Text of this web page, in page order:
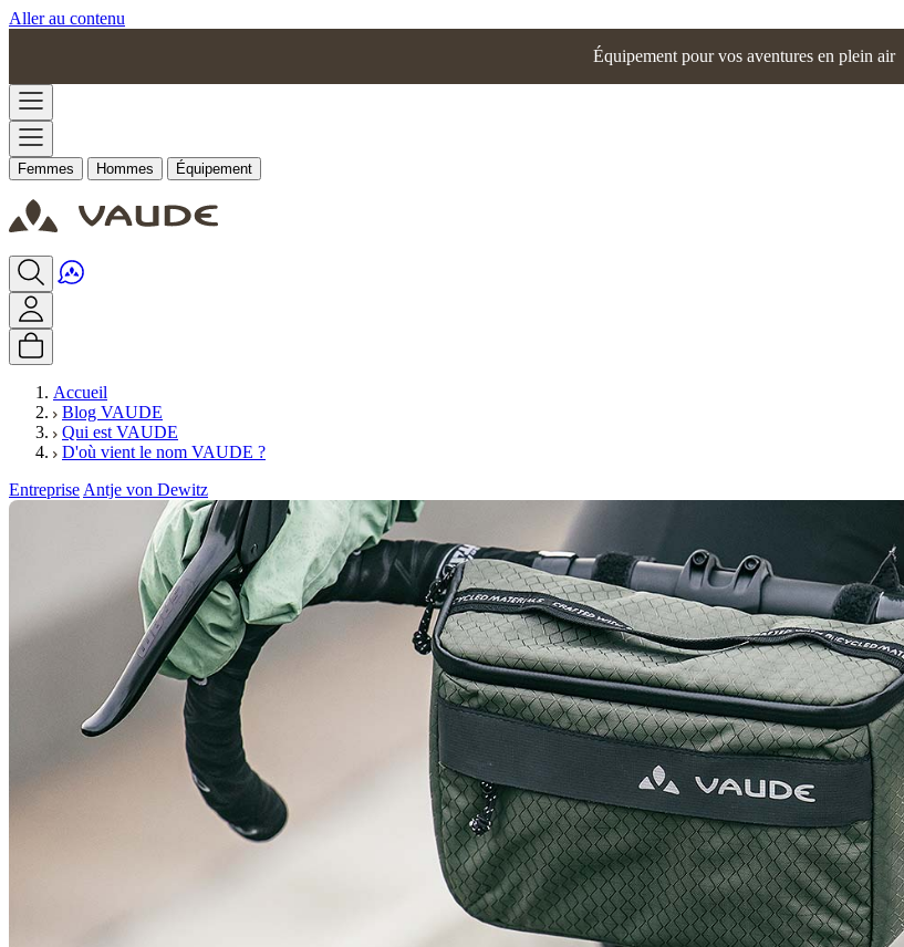
Aller au contenu
Équipement pour vos aventures en plein air
Femmes Hommes Équipement
Accueil
Blog VAUDE
Qui est VAUDE
D'où vient le nom VAUDE ?
Entreprise Antje von Dewitz